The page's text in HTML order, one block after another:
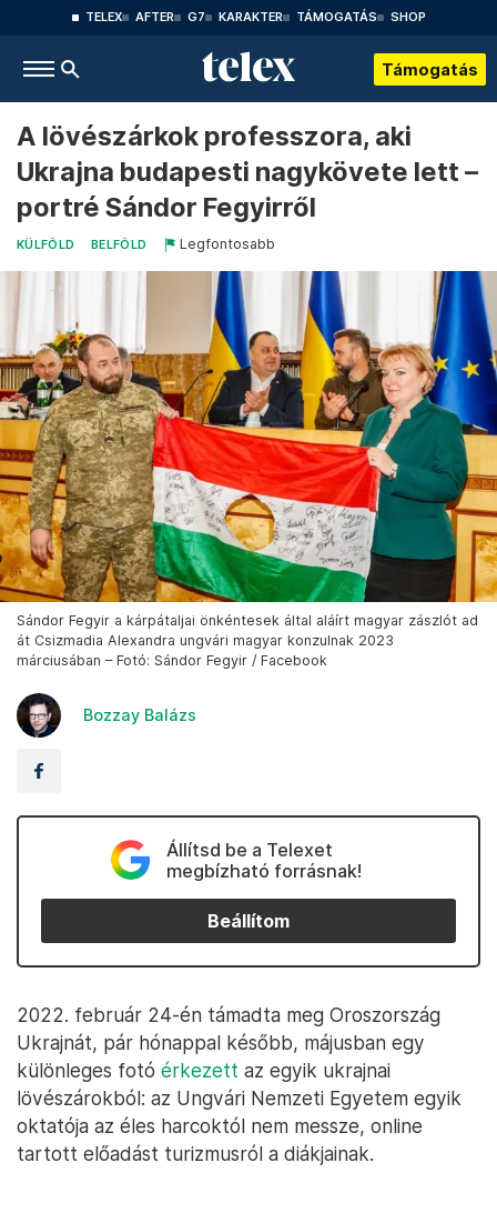
TELEX AFTER G7 KARAKTER TÁMOGATÁS SHOP
Támogatás
A lövészárkok professzora, aki
Ukrajna budapesti nagykövete lett –
portré Sándor Fegyirről
KÜLFÖLD BELFÖLD Legfontosabb
Sándor Fegyir a kárpátaljai önkéntesek által aláírt magyar zászlót ad
át Csizmadia Alexandra ungvári magyar konzulnak 2023
márciusában – Fotó: Sándor Fegyir / Facebook
Bozzay Balázs
Állítsd be a Telexet
megbízható forrásnak!
Beállítom
2022. február 24-én támadta meg Oroszország
Ukrajnát, pár hónappal később, májusban egy
különleges fotó érkezett az egyik ukrajnai
lövészárokból: az Ungvári Nemzeti Egyetem egyik
oktatója az éles harcoktól nem messze, online
tartott előadást turizmusról a diákjainak.